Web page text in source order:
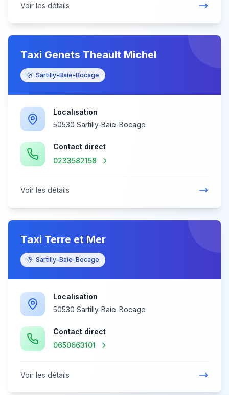
Voir les détails
Taxi Genets Theault Michel
Sartilly-Baie-Bocage
Localisation
50530 Sartilly-Baie-Bocage
Contact direct
0233582158
Voir les détails
Taxi Terre et Mer
Sartilly-Baie-Bocage
Localisation
50530 Sartilly-Baie-Bocage
Contact direct
0650663101
Voir les détails